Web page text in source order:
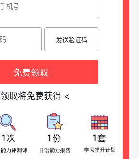
发送验证码
免费领取
领取将免费获得 <